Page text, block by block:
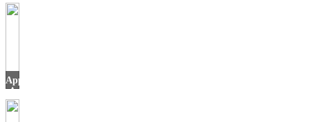
年
多
款
AppStore
今
日